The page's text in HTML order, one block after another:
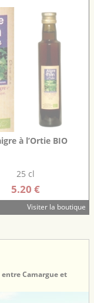
à l’Ortie BIO
25 cl
5.20 €
Visiter la boutique
Camargue et